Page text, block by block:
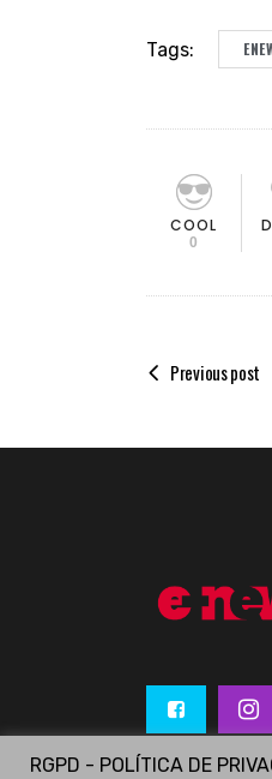
Tags:
COOL
0
Previous post
RGPD - POLÍTICA DE